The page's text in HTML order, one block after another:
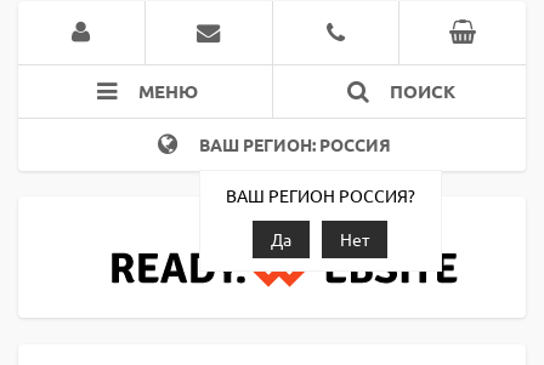
МЕНЮ ПОИСК
ВАШ РЕГИОН: РОССИЯ
ВАШ РЕГИОН РОССИЯ?
Да
Нет